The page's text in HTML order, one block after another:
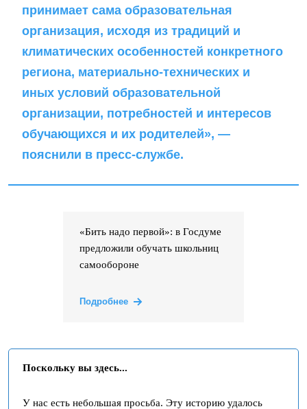
принимает сама образовательная
организация, исходя из традиций и
климатических особенностей конкретного
региона, материально-технических и
иных условий образовательной
организации, потребностей и интересов
обучающихся и их родителей», —
пояснили в пресс-службе.
«Бить надо первой»: в Госдуме
предложили обучать школьниц
самообороне
Подробнее
Поскольку вы здесь...
У нас есть небольшая просьба. Эту историю удалось